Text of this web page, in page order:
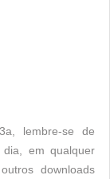
lembre-se de
em qualquer
downloads